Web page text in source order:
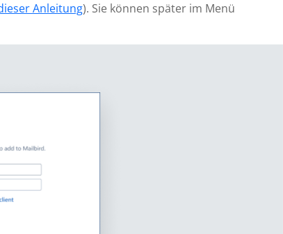
Anleitung). Sie können später im Menü